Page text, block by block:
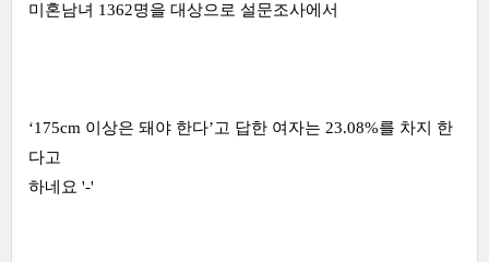
미혼남녀 1362명을 대상으로 설문조사에서
‘175cm 이상은 돼야 한다’고 답한 여자는 23.08%를 차지 한
다고
하네요 '-'